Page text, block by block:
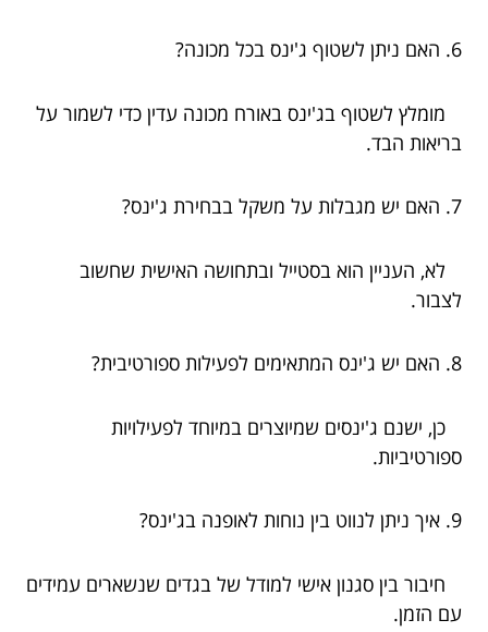
6. האם ניתן לשטוף ג'ינס בכל מכונה?
מומלץ לשטוף בג'ינס באורח מכונה עדין כדי לשמור על
בריאות הבד.
7. האם יש מגבלות על משקל בבחירת ג'ינס?
לא, העניין הוא בסטייל ובתחושה האישית שחשוב
לצבור.
8. האם יש ג'ינס המתאימים לפעילות ספורטיבית?
כן, ישנם ג'ינסים שמיוצרים במיוחד לפעילויות
ספורטיביות.
9. איך ניתן לנווט בין נוחות לאופנה בג'ינס?
חיבור בין סגנון אישי למודל של בגדים שנשארים עמידים
עם הזמן.